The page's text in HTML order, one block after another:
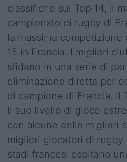
classifiche sul Top 14, il
campionato di rugby di
la massima
15 in Francia. I migliori
sfidano in una serie di
eliminazione diretta per
di campione di Francia. Il
il suo livello di gioco
con alcune delle migliori
migliori giocatori di rugby
stadi francesi ospitano